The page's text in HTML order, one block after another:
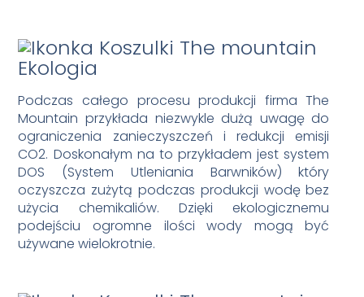
Ekologia
Podczas całego procesu produkcji firma The
Mountain przykłada niezwykle dużą uwagę do
ograniczenia zanieczyszczeń i redukcji emisji
CO2. Doskonałym na to przykładem jest system
DOS (System Utleniania Barwników) który
oczyszcza zużytą podczas produkcji wodę bez
użycia chemikaliów. Dzięki ekologicznemu
podejściu ogromne ilości wody mogą być
używane wielokrotnie.